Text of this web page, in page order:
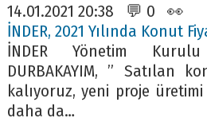
14.01.2021 20:38 💬 0 👀
İNDER, 2021 Yılında Konut
İNDER Yönetim
DURBAKAYIM, ” Satılan
kalıyoruz, yeni proje
daha da…